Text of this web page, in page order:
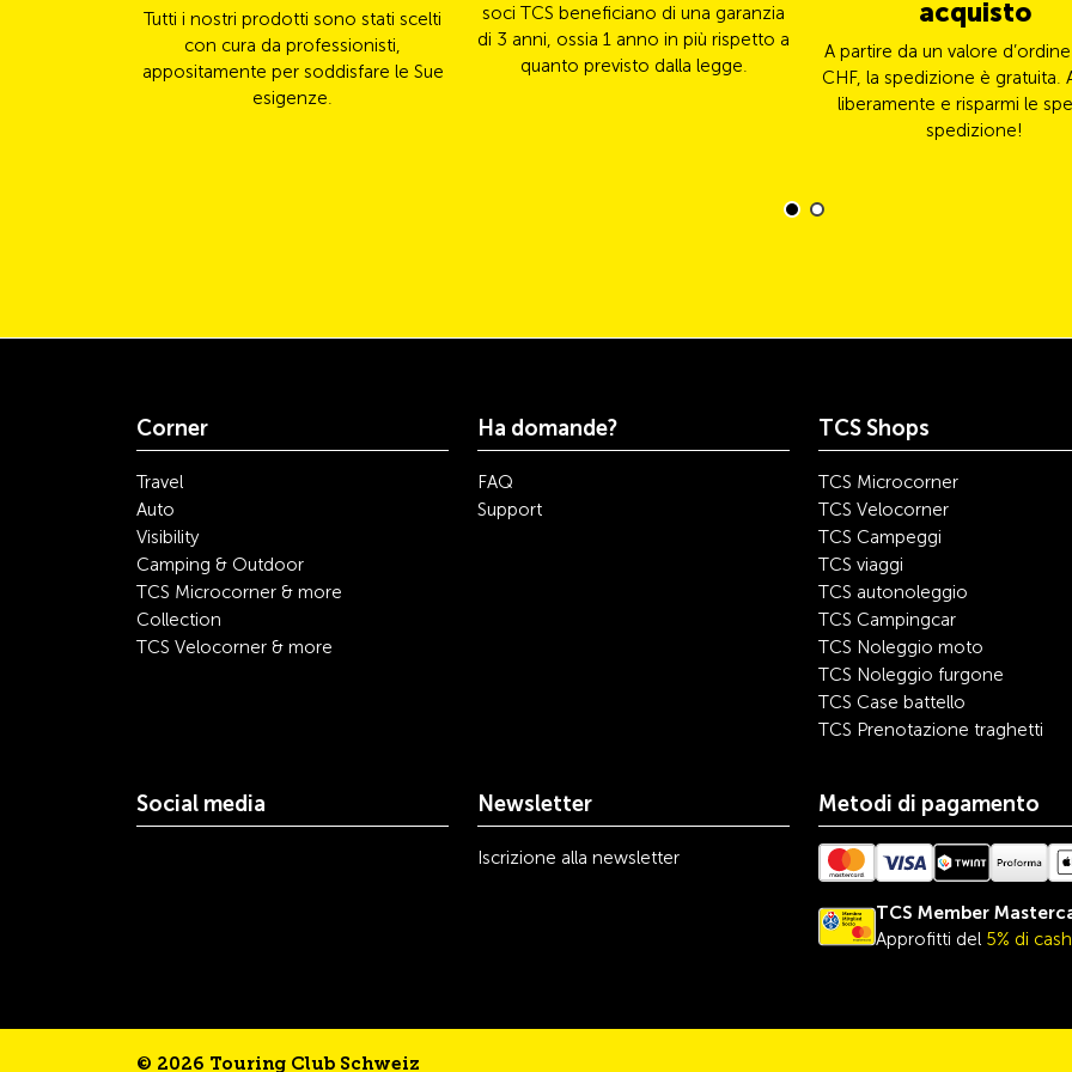
Tutti i nostri prodotti sono stati scelti
con cura da professionisti,
appositamente per soddisfare le Sue
esigenze.
soci TCS beneficiano di una garanzia
di 3 anni, ossia 1 anno in più rispetto a
quanto previsto dalla legge.
acquisto
A partire da un valore
CHF, la spedizione è gratuita.
liberamente e risparmi le
spedizione!
Corner
Travel
Auto
Visibility
Camping & Outdoor
TCS Microcorner & more
Collection
TCS Velocorner & more
Ha domande?
FAQ
Support
TCS Shops
TCS Microcorner
TCS Velocorner
TCS Campeggi
TCS viaggi
TCS autonoleggio
TCS Campingcar
TCS Noleggio moto
TCS Noleggio furgone
TCS Case battello
TCS Prenotazione traghetti
Social media Newsletter
Iscrizione alla newsletter
Metodi di pagamento
TCS Member
Approfitti del 5% di
© 2026 Touring Club Schweiz